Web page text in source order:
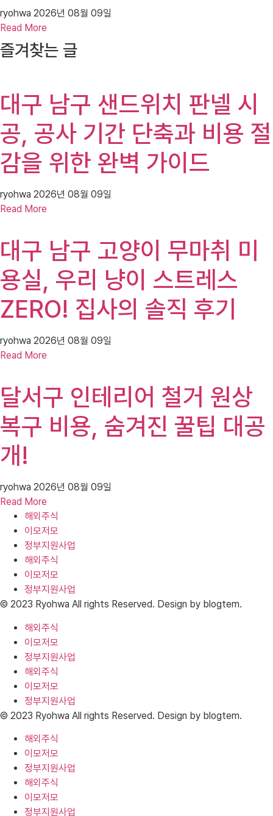
ryohwa 2026년 08월 09일
Read More
즐겨찾는 글
대구 남구 샌드위치 판넬 시
공, 공사 기간 단축과 비용 절
감을 위한 완벽 가이드
ryohwa 2026년 08월 09일
Read More
대구 남구 고양이 무마취 미
용실, 우리 냥이 스트레스
ZERO! 집사의 솔직 후기
ryohwa 2026년 08월 09일
Read More
달서구 인테리어 철거 원상
복구 비용, 숨겨진 꿀팁 대공
개!
ryohwa 2026년 08월 09일
Read More
해외주식
이모저모
정부지원사업
해외주식
이모저모
정부지원사업
© 2023 Ryohwa All rights Reserved. Design by blogtem.
해외주식
이모저모
정부지원사업
해외주식
이모저모
정부지원사업
© 2023 Ryohwa All rights Reserved. Design by blogtem.
해외주식
이모저모
정부지원사업
해외주식
이모저모
정부지원사업